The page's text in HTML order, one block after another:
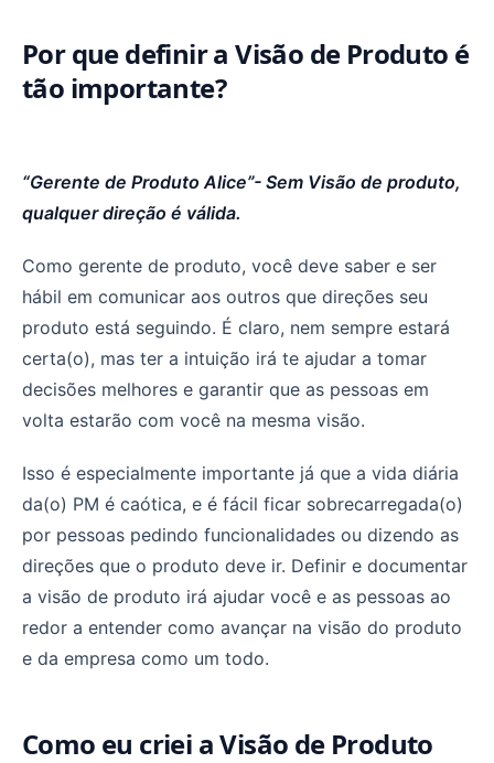
Por que definir a Visão de Produto é
tão importante?
“Gerente de Produto Alice”- Sem Visão de produto,
qualquer direção é válida.
Como gerente de produto, você deve saber e ser
hábil em comunicar aos outros que direções seu
produto está seguindo. É claro, nem sempre estará
certa(o), mas ter a intuição irá te ajudar a tomar
decisões melhores e garantir que as pessoas em
volta estarão com você na mesma visão.
Isso é especialmente importante já que a vida diária
da(o) PM é caótica, e é fácil ficar sobrecarregada(o)
por pessoas pedindo funcionalidades ou dizendo as
direções que o produto deve ir. Definir e documentar
a visão de produto irá ajudar você e as pessoas ao
redor a entender como avançar na visão do produto
e da empresa como um todo.
Como eu criei a Visão de Produto